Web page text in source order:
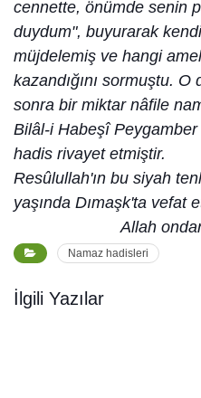
cennette, önümde senin
duydum", buyurarak
müjdelemiş ve hangi
kazandığını sormuştu.
sonra bir miktar nâfile
Bilâl-i Habeşî
hadis rivayet etmiştir.
Resûlullah'ın bu siyah
yaşında Dımaşk'ta vefat
Allah
Namaz hadisleri
İlgili Yazılar